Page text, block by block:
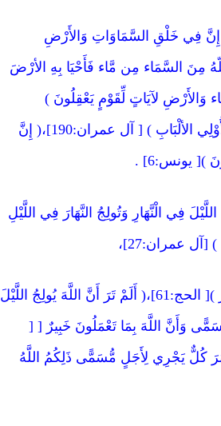
فِي خَلْقِ السَّمَاوَاتِ وَالأَرْضِ
مِنَ السَّمَاء مِن مَّاء فَأَحْيَا بِهِ الأرْضَ
وَالأَرْضِ لآيَاتٍ لِّقَوْمٍ يَعْقِلُونَ )
( إِنَّ فِي خَلْقِ السَّمَاوَاتِ وَالأَرْضِ وَاخْتِلاَفِ اللَّيْلِ وَالنَّهَارِ لآيَاتٍ لِّأُوْلِي الألْبَابِ ) [ آل عمران:190]،( إِنَّ
)[ يونس:6] .
فِي الْنَّهَارِ وَتُولِجُ النَّهَارَ فِي اللَّيْلِ
عمران:27]،
( ذَلِكَ بِأَنَّ اللَّهَ يُولِجُ اللَّيْلَ فِي النَّهَارِ وَيُولِجُ النَّهَارَ فِي اللَّيْلِ وَأَنَّ اللَّهَ سَمِيعٌ بَصِيرٌ )[ الحج:61]،( أَلَمْ تَرَ أَنَّ اللَّهَ يُولِجُ اللَّيْلَ
وَأَنَّ اللَّهَ بِمَا تَعْمَلُونَ خَبِيرٌ [ [
كُلٌّ يَجْرِي لِأَجَلٍ مُّسَمًّى ذَلِكُمُ اللَّهُ